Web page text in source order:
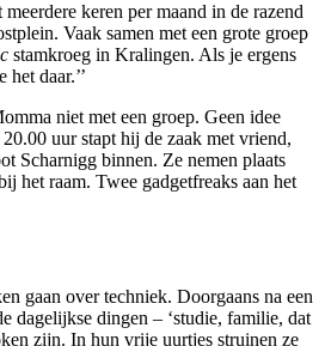
keren per maand in de razend
Vaak samen met een grote groep
stamkroeg in Kralingen. Als je ergens
daar.’’
niet met een groep. Geen idee
uur stapt hij de zaak met vriend,
Scharnigg binnen. Ze nemen plaats
het raam. Twee gadgetfreaks aan het
gaan over techniek. Doorgaans na een
dagelijkse dingen – ‘studie, familie, dat
zijn. In hun vrije uurtjes struinen ze